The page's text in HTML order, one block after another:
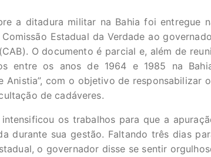
a ditadura militar na Bahia foi entregue
Estadual da Verdade ao
O documento é parcial e, além de
entre os anos de 1964 e 1985 na
Anistia”, com o objetivo de responsabilizar
de cadáveres.
os trabalhos para que a
durante sua gestão. Faltando três dias
o governador disse se sentir